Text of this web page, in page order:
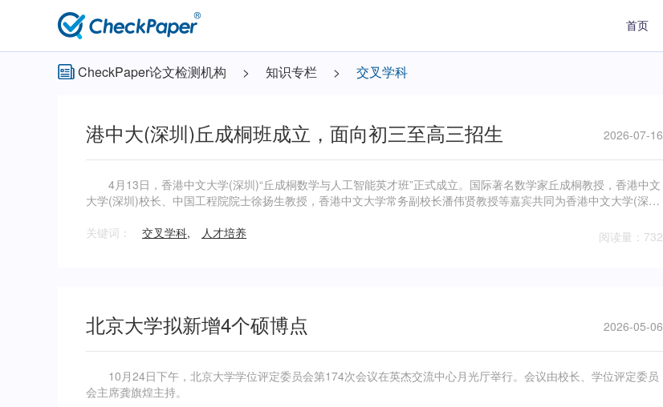
导
航 首页
CheckPaper论文检测机构 > 知识专栏 > 交叉学科
港中大(深圳)丘成桐班成立，面向初三至高三招生 2026-07-16
4月13日，香港中文大学(深圳)“丘成桐数学与人工智能英才班”正式成立。国际著名数学家丘成桐教授，香港中文
大学(深圳)校长、中国工程院院士徐扬生教授，香港中文大学常务副校长潘伟贤教授等嘉宾共同为香港中文大学(深
关键词：
交叉学科, 人才培养 阅读量：732
北京大学拟新增4个硕博点 2026-05-06
10月24日下午，北京大学学位评定委员会第174次会议在英杰交流中心月光厅举行。会议由校长、学位评定委员
会主席龚旗煌主持。